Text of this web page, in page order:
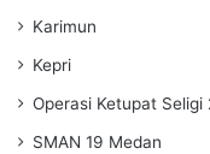
Karimun
Kepri
Operasi Ketupat Seligi
SMAN 19 Medan